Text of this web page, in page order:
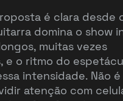
é clara desde
domina o show
muitas vezes
e o ritmo do
intensidade. Não é
atenção com